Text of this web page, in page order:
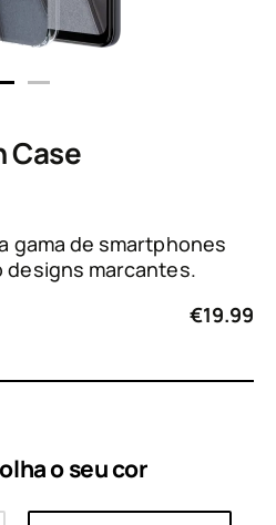
Case
gama de smartphones
designs marcantes.
€19.99
o seucor